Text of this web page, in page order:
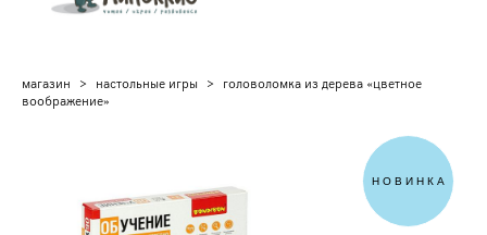
магазин > настольные игры >
головоломка из дерева «цветное
воображение»
НОВИНКА